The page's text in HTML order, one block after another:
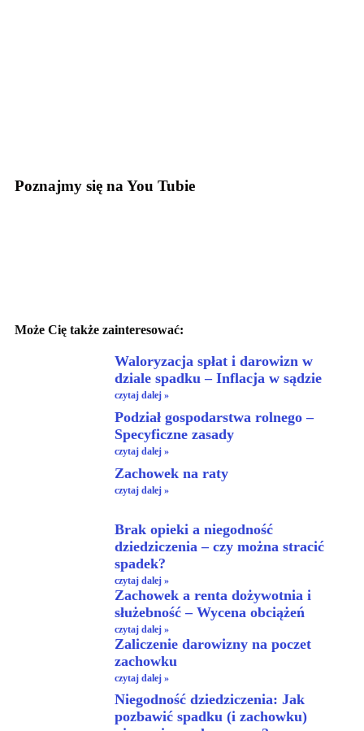
Poznajmy się na You Tubie
Może Cię także zainteresować:
Waloryzacja spłat i darowizn w
dziale spadku – Inflacja w sądzie
czytaj dalej »
Podział gospodarstwa rolnego –
Specyficzne zasady
czytaj dalej »
Zachowek na raty
czytaj dalej »
Brak opieki a niegodność
dziedziczenia – czy można stracić
spadek?
czytaj dalej »
Zachowek a renta dożywotnia i
służebność – Wycena obciążeń
czytaj dalej »
Zaliczenie darowizny na poczet
zachowku
czytaj dalej »
Niegodność dziedziczenia: Jak
pozbawić spadku (i zachowku)